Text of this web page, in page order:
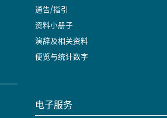
通告/指引
资料小册子
演辞及相关资料
便览与统计数字
电子服务